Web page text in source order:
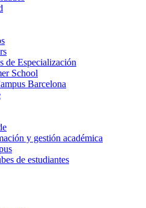
de Especialización
School
Barcelona
y gestión académica
de estudiantes